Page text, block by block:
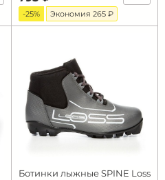
-25% Экономия 265 ₽
Ботинки лыжные SPINE Loss